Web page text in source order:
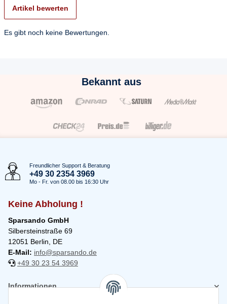
Artikel bewerten
Es gibt noch keine Bewertungen.
Bekannt aus
Freundlicher Support & Beratung
+49 30 2354 3969
Mo - Fr. von 08.00 bis 16:30 Uhr
Keine Abholung !
Sparsando GmbH
Silbersteinstraße 69
12051 Berlin, DE
E-Mail: info@sparsando.de
+49 30 23 54 3969
Informationen